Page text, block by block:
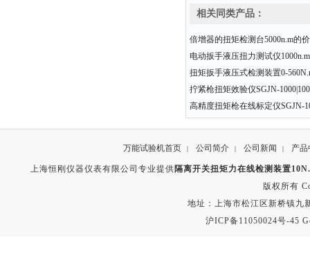
相关同类产品：
倍增器的扭矩检测台5000n.m的
电动扳手液压扭力测试仪
扭矩扳手液压式检测装置0-
拧紧枪扭矩效验仪SGJN-
高精度扭矩枪在线标定仪SGJN-
万能试验机首页 | 公司简介 | 公司新闻 | 产品
上海恒刚仪器仪表有限公司专业提供 隔离开关扭矩力在线检测装置
版权所有
地址：上海市松江区新桥镇九
沪ICP备11050024号-45